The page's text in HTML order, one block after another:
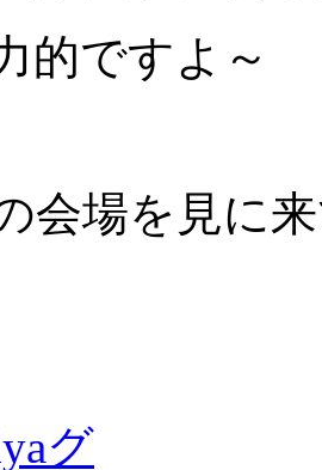
的ですよ～
会場を見に